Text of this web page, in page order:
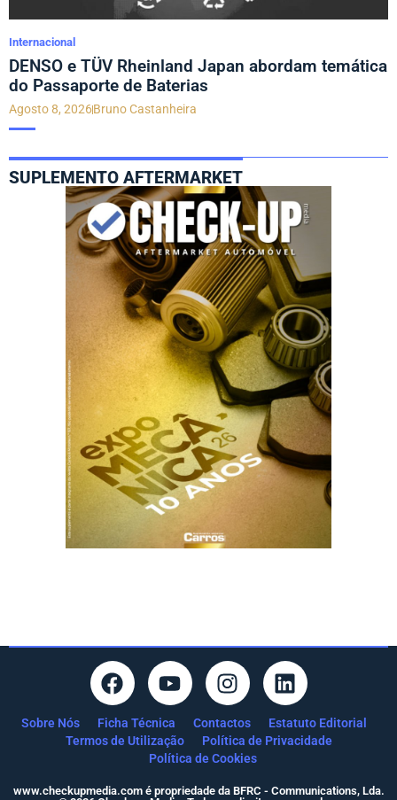
Internacional
DENSO e TÜV Rheinland Japan abordam temática
do Passaporte de Baterias
Agosto 8, 2026Bruno Castanheira
SUPLEMENTO AFTERMARKET
Sobre Nós Ficha Técnica Contactos
Estatuto Editorial
Termos de Utilização
Política de Privacidade
Política de Cookies
www.checkupmedia.com é propriedade da BFRC - Communications, Lda.